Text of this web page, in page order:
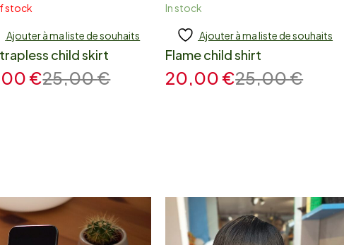
stock
Add to cart
Ajouter à ma liste de souhaits
child skirt
25,00€
€
In stock
Add to cart
Ajouter à ma liste de souhaits
Flame child shirt
25,00€
20,00 €